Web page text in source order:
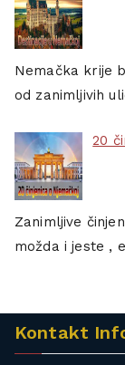
Nemačka krije
od zanimljivih
20
Zanimljive
možda i jeste ,
Kontakt